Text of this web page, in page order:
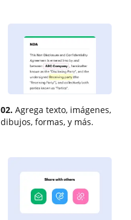
02. Agrega texto, imágenes,
dibujos, formas, y más.